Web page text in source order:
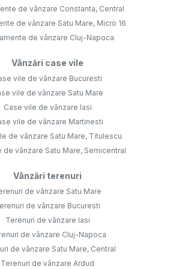
de vânzare Constanta, Central
de vânzare Satu Mare, Micro 16
de vânzare Cluj-Napoca
Vânzări case vile
vile de vânzare Bucuresti
vile de vânzare Satu Mare
Case vile de vânzare Iasi
vile de vânzare Martinesti
de vânzare Satu Mare, Titulescu
de vânzare Satu Mare, Semicentral
Vânzări terenuri
de vânzare Satu Mare
de vânzare Bucuresti
Terenuri de vânzare Iasi
de vânzare Cluj-Napoca
de vânzare Satu Mare, Central
Terenuri de vânzare Ardud